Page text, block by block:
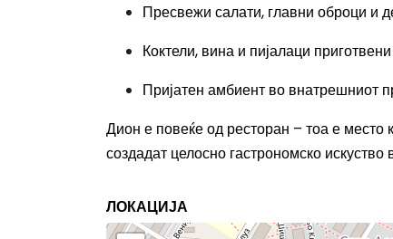
Пресвежи салати, главни оброци и
Коктели, вина и пијалаци
Пријатен амбиент во внатрешниот
Дион е повеќе од ресторан – тоа е место
создадат целосно гастрономско
ЛОКАЦИЈА